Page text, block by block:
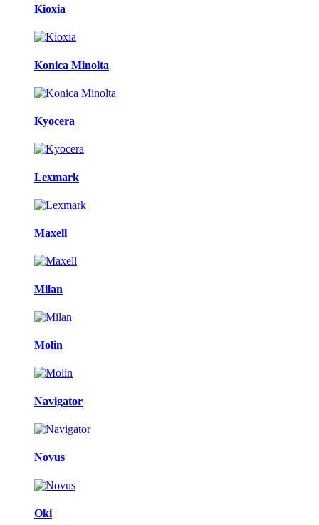
Kioxia
Konica Minolta
Kyocera
Lexmark
Maxell
Milan
Molin
Navigator
Novus
Oki